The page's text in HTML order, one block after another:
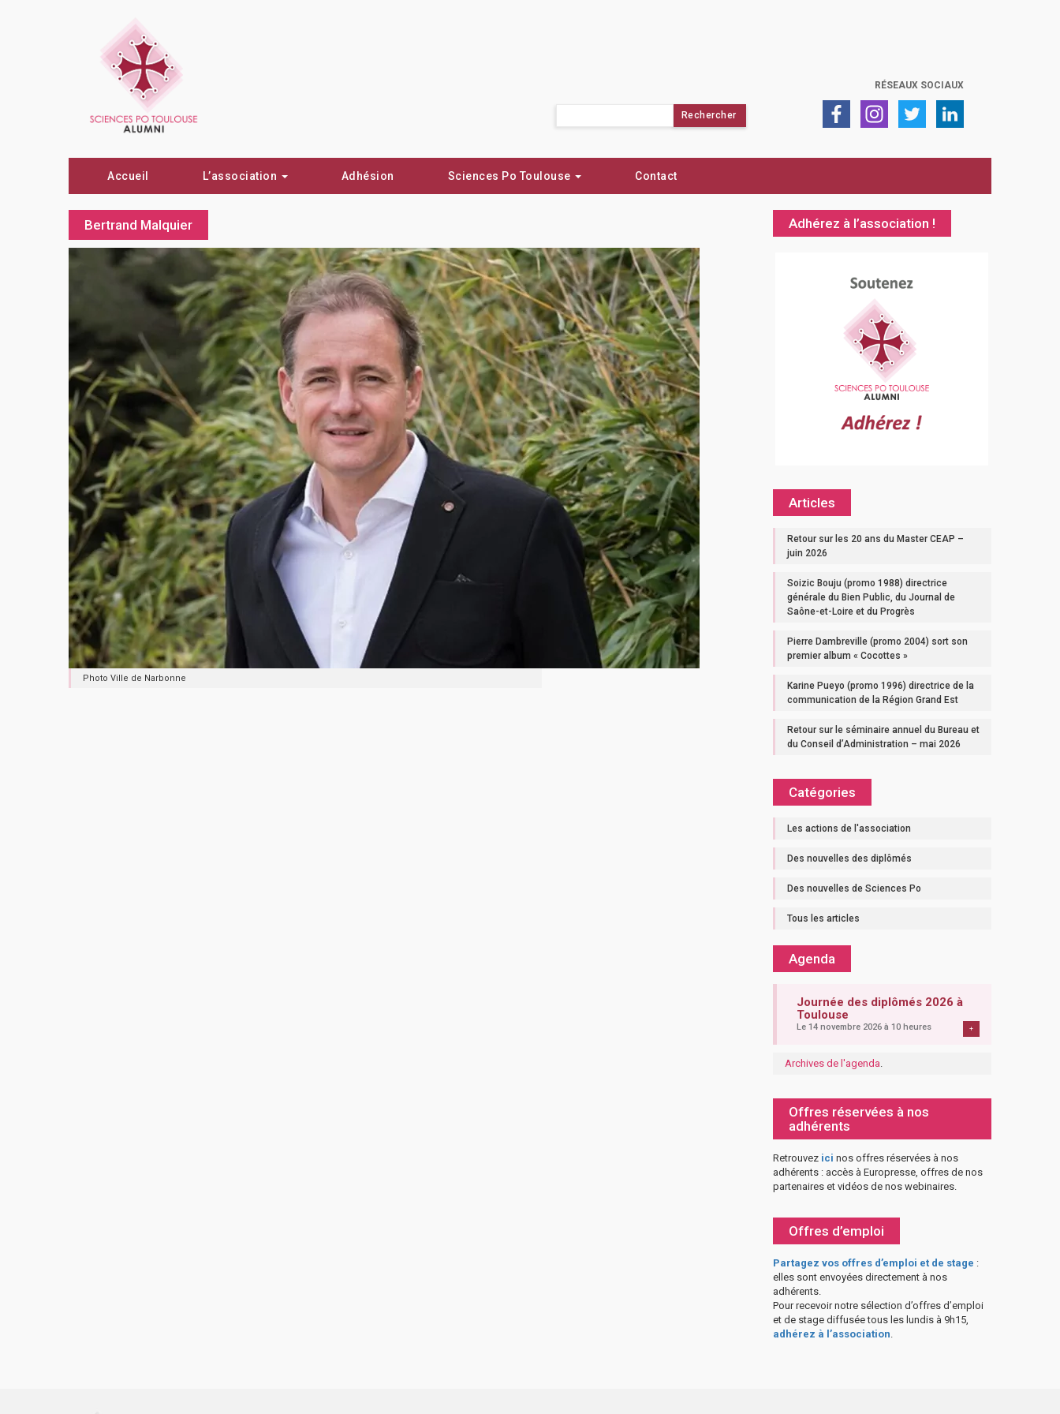
RÉSEAUX SOCIAUX
Accueil L’association Adhésion Sciences Po Toulouse Contact
Bertrand Malquier
Photo Ville de Narbonne
Adhérez à l’association !
Articles
Retour sur les 20 ans du Master CEAP –
juin 2026
Soizic Bouju (promo 1988) directrice
générale du Bien Public, du Journal de
Saône-et-Loire et du Progrès
Pierre Dambreville (promo 2004) sort son
premier album « Cocottes »
Karine Pueyo (promo 1996) directrice de la
communication de la Région Grand Est
Retour sur le séminaire annuel du Bureau et
du Conseil d’Administration – mai 2026
Catégories
Les actions de l'association
Des nouvelles des diplômés
Des nouvelles de Sciences Po
Tous les articles
Agenda
Journée des diplômés 2026 à
Toulouse
Le 14 novembre 2026 à 10 heures +
Archives de l'agenda.
Offres réservées à nos
adhérents
Retrouvez ici nos offres réservées à nos
adhérents : accès à Europresse, offres de nos
partenaires et vidéos de nos webinaires.
Offres d’emploi
Partagez vos offres d’emploi et de stage :
elles sont envoyées directement à nos
adhérents.
Pour recevoir notre sélection d’offres d’emploi
et de stage diffusée tous les lundis à 9h15,
adhérez à l’association.